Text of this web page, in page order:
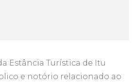
Estância Turística de Itu
e notório relacionado ao